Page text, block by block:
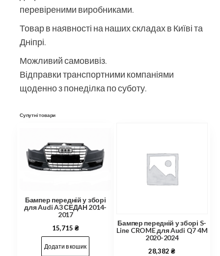
перевіреними виробниками.
Товар в наявності на наших складах в Київі та
Дніпрі.
Можливий самовивіз.
Відправки транспортними компаніями
щоденно з понеділка по суботу.
Супутні товари
Бампер передній у зборі
для Audi A3 СЕДАН 2014-
2017
15,715 ₴
Додати в кошик
Бампер передній у зборі S-
Line CROME для Audi Q7 4M
2020-2024
28,382₴